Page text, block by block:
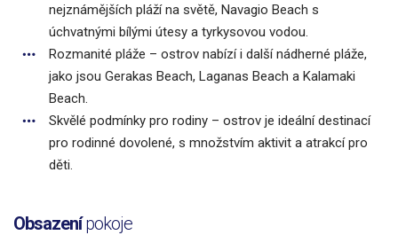
nejznámějších pláží na světě, Navagio Beach s
úchvatnými bílými útesy a tyrkysovou vodou.
Rozmanité pláže – ostrov nabízí i další nádherné pláže,
jako jsou Gerakas Beach, Laganas Beach a Kalamaki
Beach.
Skvělé podmínky pro rodiny – ostrov je ideální destinací
pro rodinné dovolené, s množstvím aktivit a atrakcí pro
děti.
Obsazenípokoje